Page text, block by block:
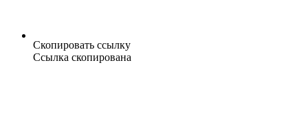
Скопировать ссылку
Ссылка скопирована